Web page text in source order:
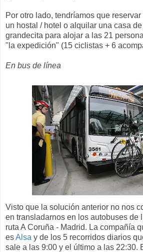
Por otro lado, tendríamos que
un hostal / hotel o alquilar una casa de
grandecita para alojar a las 21
"la expedición" (15 ciclistas + 6
En bus de línea
Visto que la solución anterior no nos
en transladarnos en los autobuses de
ruta A Coruña - Madrid. La compañía
esAlsa y de los 5 recorridos diarios
sale a las 9:00 y el último a las 22:30.